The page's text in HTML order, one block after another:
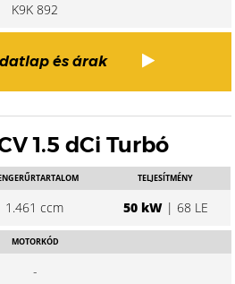
K9K 892
és árak
1.5 dCi Turbó
1.461 ccm
TELJESÍTMÉNY
50 kW| 68 LE
MOTORKÓD
-